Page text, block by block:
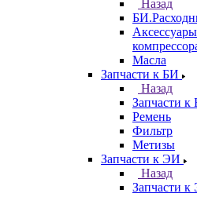
Назад
Масла
Запчасти к БИ
Назад
Запчасти к
Ремень
Фильтр
Метизы
Запчасти к ЭИ
Назад
Запчасти